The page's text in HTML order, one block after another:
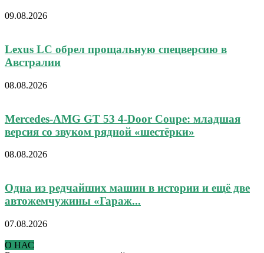
09.08.2026
Lexus LC обрел прощальную спецверсию в
Австралии
08.08.2026
Mercedes-AMG GT 53 4-Door Coupe: младшая
версия со звуком рядной «шестёрки»
08.08.2026
Одна из редчайших машин в истории и ещё две
автожемчужины «Гараж...
07.08.2026
О НАС